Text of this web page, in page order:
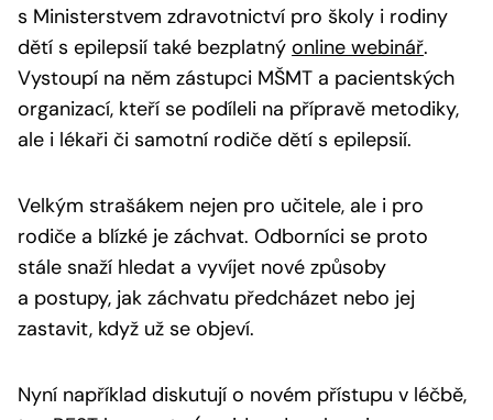
s Ministerstvem zdravotnictví pro školy i rodiny
dětí s epilepsií také bezplatný online webinář.
Vystoupí na něm zástupci MŠMT a pacientských
organizací, kteří se podíleli na přípravě metodiky,
ale i lékaři či samotní rodiče dětí s epilepsií.
Velkým strašákem nejen pro učitele, ale i pro
rodiče a blízké je záchvat. Odborníci se proto
stále snaží hledat a vyvíjet nové způsoby
a postupy, jak záchvatu předcházet nebo jej
zastavit, když už se objeví.
Nyní například diskutují o novém přístupu v léčbě,